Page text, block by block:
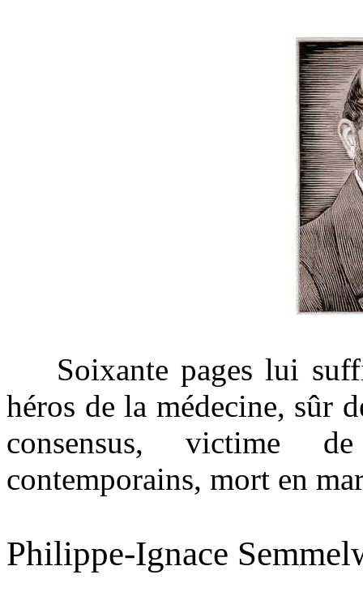
Soixante pages lui
héros de la médecine, sûr
consensus, victime
contemporains, mort en
Philippe-Ignace